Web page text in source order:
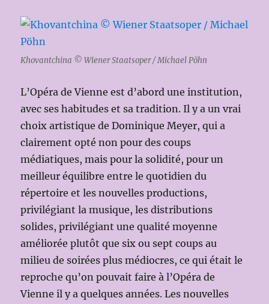
Khovantchina © Wiener Staatsoper / Michael Pöhn
L’Opéra de Vienne est d’abord une institution,
avec ses habitudes et sa tradition. Il y a un vrai
choix artistique de Dominique Meyer, qui a
clairement opté non pour des coups
médiatiques, mais pour la solidité, pour un
meilleur équilibre entre le quotidien du
répertoire et les nouvelles productions,
privilégiant la musique, les distributions
solides, privilégiant une qualité moyenne
améliorée plutôt que six ou sept coups au
milieu de soirées plus médiocres, ce qui était le
reproche qu’on pouvait faire à l’Opéra de
Vienne il y a quelques années. Les nouvelles